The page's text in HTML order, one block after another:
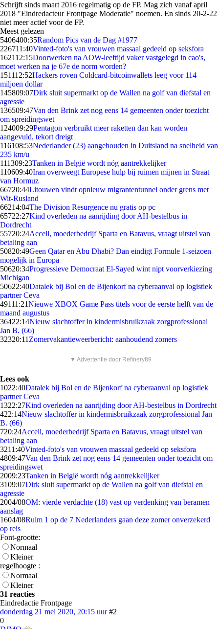
Schrijft sinds maart 2016 regelmatig op de FP. Mag zich vanaf april
2018 "Eindredacteur Frontpage Moderatie" noemen. En sinds 20-2-22
niet meer actief voor de FP.
Meest gelezen
5406400:35Random Pics van de Dag #1977
226711:40Vinted-foto's van vrouwen massaal gedeeld op seksfora
162112:15Doorwerken na AOW-leeftijd vaker vastgelegd in cao's,
moet werken na je 67e de norm worden?
151112:52Hackers roven Coldcard-bitcoinwallets leeg voor 114
miljoen dollar
145809:07Dirk sluit supermarkt op de Wallen na golf van diefstal en
agressie
136509:47Van den Brink zet nog eens 14 gemeenten onder toezicht
om spreidingswet
124009:29Pentagon verbruikt meer raketten dan kan worden
aangevuld, tekort dreigt
116108:53Nederlander (23) aangehouden in Duitsland na snelheid van
235 km/u
111309:23Tanken in België wordt nóg aantrekkelijker
110609:40Iran overweegt Europese hulp bij ruimen mijnen in Straat
van Hormuz
66720:44Litouwen vindt opnieuw migrantentunnel onder grens met
Wit-Rusland
66214:04The Division Resurgence nu gratis op pc
65722:27Kind overleden na aanrijding door AH-bestelbus in
Dordrecht
55720:24Accell, moederbedrijf Sparta en Batavus, vraagt uitstel van
betaling aan
50820:49Geen Qatar en Abu Dhabi? Dan eindigt Formule 1-seizoen
mogelijk in Europa
50620:34Progressieve Democraat El-Sayed wint nipt voorverkiezing
Michigan
50622:40Datalek bij Bol en de Bijenkorf na cyberaanval op logistiek
partner Ceva
49111:21Nieuwe XBOX Game Pass titels voor de eerste helft van de
maand augustus
36422:14Nieuw slachtoffer in kindermisbruikzaak zorgprofessional
Jan B. (66)
32320:11 Zomervakantieweerbericht: aanhoudend zomers
▼ Advertentie door Refinery89
Lees ook
1022:40Datalek bij Bol en de Bijenkorf na cyberaanval op logistiek
partner Ceva
1322:27Kind overleden na aanrijding door AH-bestelbus in Dordrecht
422:14Nieuw slachtoffer in kindermisbruikzaak zorgprofessional Jan
B. (66)
720:24Accell, moederbedrijf Sparta en Batavus, vraagt uitstel van
betaling aan
3211:40Vinted-foto's van vrouwen massaal gedeeld op seksfora
4809:47Van den Brink zet nog eens 14 gemeenten onder toezicht om
spreidingswet
2009:23Tanken in België wordt nóg aantrekkelijker
3109:07Dirk sluit supermarkt op de Wallen na golf van diefstal en
agressie
2004/08OM: vierde verdachte (18) vast op verdenking van beramen
aanslag
1604/08Ruim 1 op de 7 Nederlanders gaan deze zomer onverzekerd
op reis
Font-grootte:
Normaal
Kleiner
regelhoogte :
Normaal
Kleiner
31 reacties
Eindredactie Frontpage
donderdag 21 mei 2020, 20:15 uur #2
0